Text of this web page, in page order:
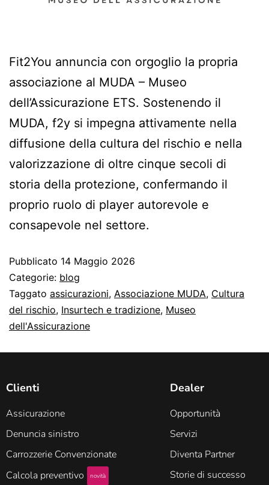
Fit2You annuncia con orgoglio la propria
associazione al MUDA – Museo
dell’Assicurazione ETS. Sostenendo il
MUDA, f2y si impegna attivamente nella
diffusione della cultura del rischio e nella
valorizzazione di oltre cinque secoli di
storia della protezione, confermando il
proprio ruolo di player autorevole e
consapevole nel settore.
Pubblicato 14 Maggio 2026
Categorie: blog
Taggato assicurazioni, Associazione MUDA, Cultura
del rischio, Insurtech e tradizione, Museo
dell'Assicurazione
Clienti
Assicurazione
Denuncia sinistro
Carrozzerie Convenzionate
Calcola preventivo
novità
Dealer
Opportunità
Servizi
Diventa Partner
Storie di successo